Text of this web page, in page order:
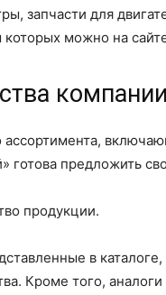
запчасти для
можно на
готова предложить
продукции.
в
Кроме того,